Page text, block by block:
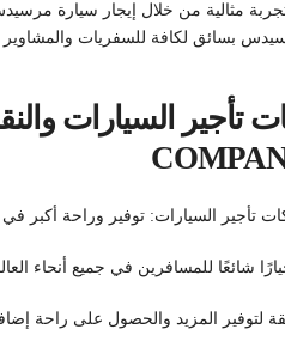
مثالية من خلال إيجار سيارة
بسائق لكافة للسفريات
تأجير السيارات: توفير وراحة أكبر
شائعًا للمسافرين في جميع أنحاء
لتوفير المزيد والحصول على راحة